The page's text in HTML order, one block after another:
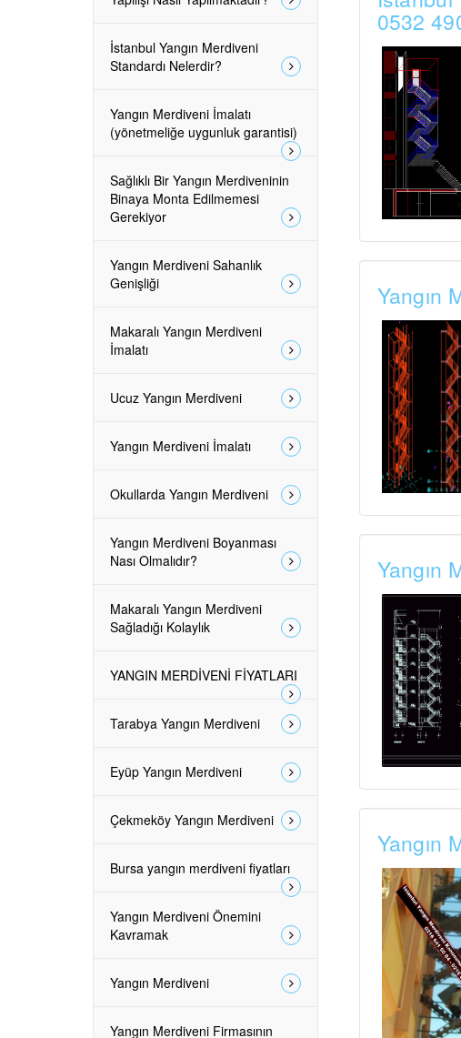
0532
Yangın
Yangın
Yangın
İstanbul Yangın Merdiveni
Standardı Nelerdir?
Yangın Merdiveni İmalatı
(yönetmeliğe uygunluk garantisi)
Sağlıklı Bir Yangın Merdiveninin
Binaya Monta Edilmemesi
Gerekiyor
Yangın Merdiveni Sahanlık
Genişliği
Makaralı Yangın Merdiveni
İmalatı
Ucuz Yangın Merdiveni
Yangın Merdiveni İmalatı
Okullarda Yangın Merdiveni
Yangın Merdiveni Boyanması
Nası Olmalıdır?
Makaralı Yangın Merdiveni
Sağladığı Kolaylık
YANGIN MERDİVENİ FİYATLARI
Tarabya Yangın Merdiveni
Eyüp Yangın Merdiveni
Çekmeköy Yangın Merdiveni
Bursa yangın merdiveni fiyatları
Yangın Merdiveni Önemini
Kavramak
Yangın Merdiveni
Yangın Merdiveni Firmasının